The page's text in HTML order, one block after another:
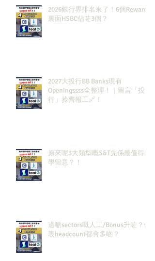
2026銀行界排名來了！6個Rewards
裏面HSBC佔咗3個？
2027大投行BB Banks現有
Openingssss全整理！｜留言「投
行」拎齊報工🔗！
原來呢3大類型嘅S&T先係最值得同
學留意？！
邊啲sectors嘅人工/Bonus升咗？代
表headcount都會多啲？